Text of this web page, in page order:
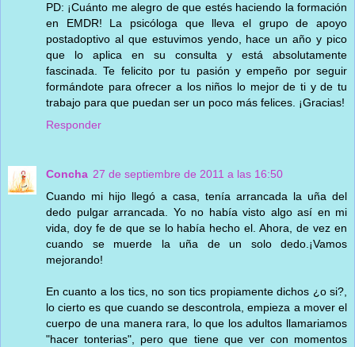
PD: ¡Cuánto me alegro de que estés haciendo la formación
en EMDR! La psicóloga que lleva el grupo de apoyo
postadoptivo al que estuvimos yendo, hace un año y pico
que lo aplica en su consulta y está absolutamente
fascinada. Te felicito por tu pasión y empeño por seguir
formándote para ofrecer a los niños lo mejor de ti y de tu
trabajo para que puedan ser un poco más felices. ¡Gracias!
Responder
Concha 27 de septiembre de 2011 a las 16:50
Cuando mi hijo llegó a casa, tenía arrancada la uña del
dedo pulgar arrancada. Yo no había visto algo así en mi
vida, doy fe de que se lo había hecho el. Ahora, de vez en
cuando se muerde la uña de un solo dedo.¡Vamos
mejorando!
En cuanto a los tics, no son tics propiamente dichos ¿o si?,
lo cierto es que cuando se descontrola, empieza a mover el
cuerpo de una manera rara, lo que los adultos llamariamos
"hacer tonterias", pero que tiene que ver con momentos